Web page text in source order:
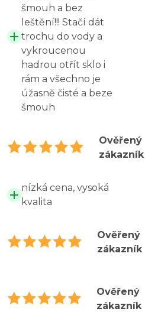
šmouh a bez
leštění!!! Stačí dát
trochu do vody a
vykroucenou
hadrou otřít sklo i
rám a všechno je
úžasně čisté a beze
šmouh
Ověřený
zákazník
nízká cena, vysoká
kvalita
Ověřený
zákazník
Ověřený
zákazník